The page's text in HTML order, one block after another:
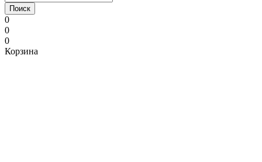
Поиск
0
0
0
Корзина